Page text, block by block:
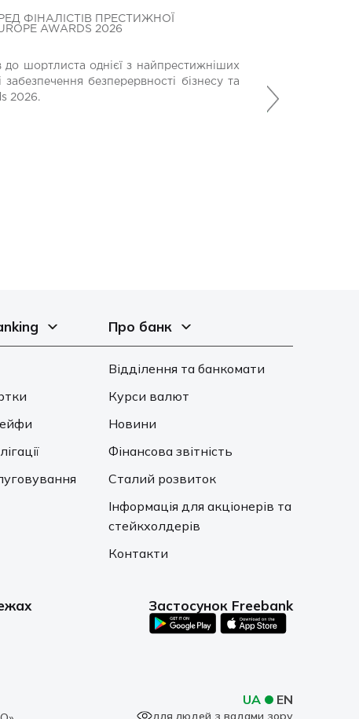
ФІНАЛІСТІВ ПРЕСТИЖНОЇ
AWARDS 2026
шортлиста однієї з найпрестижніших
безперервності бізнесу та
2026.
допомагають
місію у
Наступний
Про банк
Відділення та банкомати
Курси валют
Новини
Фінансова звітність
Сталий розвиток
Інформація для акціонерів та
стейкхолдерів
Контакти
Застосунок Freebank
для людей з вадами зору
UA EN